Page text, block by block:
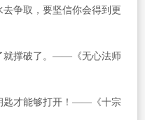
争取，要坚信你会得到更
就撑破了。——《无心法师
匙才能够打开！——《十宗